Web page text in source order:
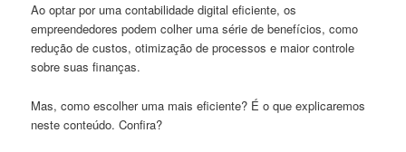
Ao optar por uma contabilidade digital eficiente, os
empreendedores podem colher uma série de benefícios, como
redução de custos, otimização de processos e maior controle
sobre suas finanças.
Mas, como escolher uma mais eficiente? É o que explicaremos
neste conteúdo. Confira?